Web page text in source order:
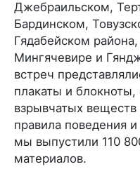
Джебраильском,
Бардинском,
Гядабейском
Мингячевире и
встреч
плакаты и
взрывчатых
правила поведения
мы выпустили 110
материалов.